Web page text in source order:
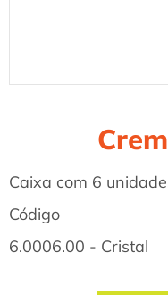
Caixa com 6
Código
6.0006.00 - Cristal